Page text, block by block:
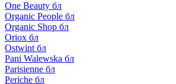
One Beauty бл
Organic People бл
Organic Shop бл
Oriox бл
Ostwint бл
Pani Walewska бл
Parisienne бл
Periche бл